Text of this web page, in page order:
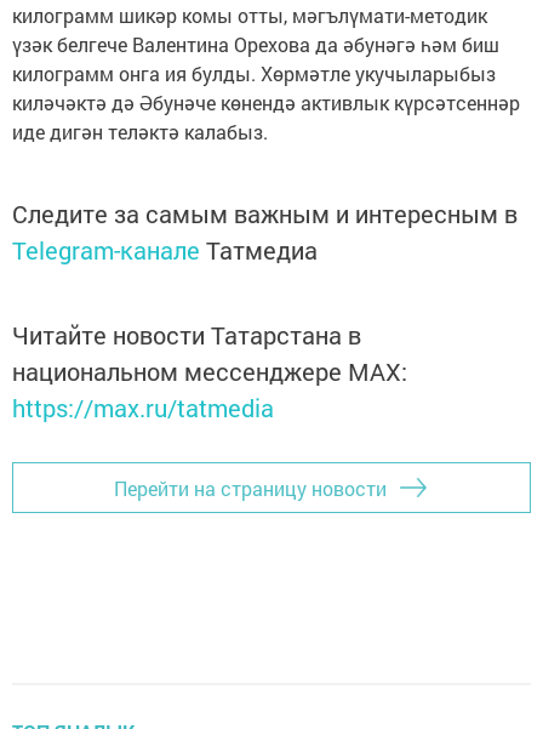
килограмм шикәр комы отты, мәгълүмати-методик
үзәк белгече Валентина Орехова да әбунәгә һәм биш
килограмм онга ия булды. Хөрмәтле укучыларыбыз
киләчәктә дә Әбунәче көнендә активлык күрсәтсеннәр
иде дигән теләктә калабыз.
Следите за самым важным и интересным в
Telegram-канале Татмедиа
Читайте новости Татарстана в
национальном мессенджере MАХ:
https://max.ru/tatmedia
Перейти на страницу новости